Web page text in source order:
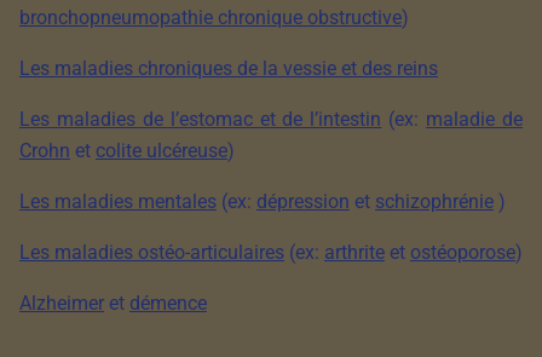
bronchopneumopathie chronique obstructive)
Les maladies chroniques de la vessie et des reins
Les maladies de l’estomac et de l’intestin (ex: maladie de
Crohn et colite ulcéreuse)
Les maladies mentales (ex: dépression et schizophrénie )
Les maladies ostéo-articulaires (ex: arthrite et ostéoporose)
Alzheimer et démence